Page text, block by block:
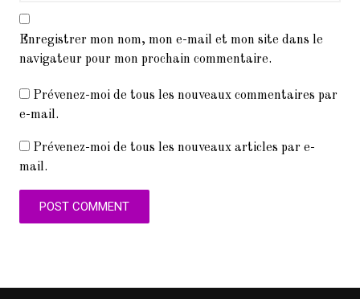
Enregistrer mon nom, mon e-mail et mon site dans le
navigateur pour mon prochain commentaire.
Prévenez-moi de tous les nouveaux commentaires par
e-mail.
Prévenez-moi de tous les nouveaux articles par e-
mail.